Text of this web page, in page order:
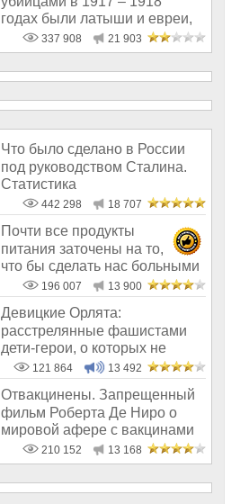
годах были латыши и евреи,
а не русс337 908 21 903
Что было сделано в России
под руководством Сталина.
Статистика
442 298 18 707
Почти все продукты
питания заточены на то,
что бы сделать нас больными
и бесплодным
196 007 13 900
Девицкие Орлята:
расстрелянные фашистами
дети-герои, о которых не
рассказывают в шк
121 864 13 492
Отвакцинены. Запрещенный
фильм Роберта Де Ниро о
мировой афере с вакцинами
210 152 13 168